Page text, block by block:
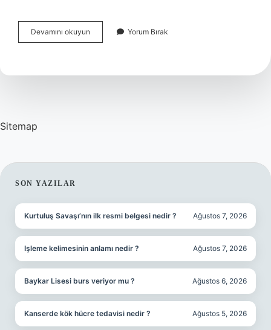
Devamını okuyun
Devlet
Yorum Bırak
Sitemap
SIDEBAR
SON YAZILAR
Kurtuluş Savaşı’nın ilk resmi belgesi nedir ? Ağustos 7, 2026
Işleme kelimesinin anlamı nedir ? Ağustos 7, 2026
Baykar Lisesi burs veriyor mu ? Ağustos 6, 2026
Kanserde kök hücre tedavisi nedir ? Ağustos 5, 2026